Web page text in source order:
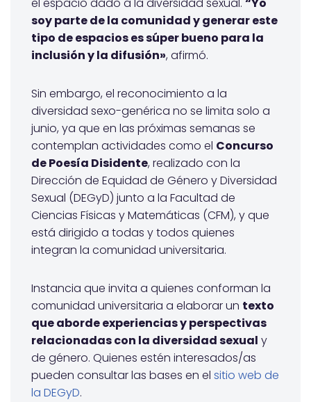
el espacio dado a la diversidad sexual. “Yo
soy parte de la comunidad y generar este
tipo de espacios es súper bueno para la
inclusión y la difusión», afirmó.
Sin embargo, el reconocimiento a la
diversidad sexo-genérica no se limita solo a
junio, ya que en las próximas semanas se
contemplan actividades como el Concurso
de Poesía Disidente, realizado con la
Dirección de Equidad de Género y Diversidad
Sexual (DEGyD) junto a la Facultad de
Ciencias Físicas y Matemáticas (CFM), y que
está dirigido a todas y todos quienes
integran la comunidad universitaria.
Instancia que invita a quienes conforman la
comunidad universitaria a elaborar un texto
que aborde experiencias y perspectivas
relacionadas con la diversidad sexual y
de género. Quienes estén interesados/as
pueden consultar las bases en el sitio web de
la DEGyD.